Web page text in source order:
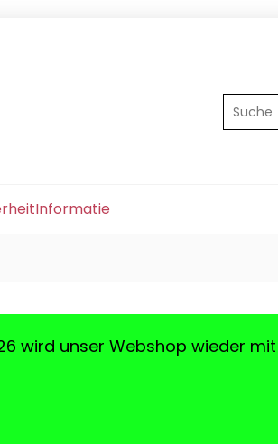
Suche
Informatie
wird unser Webshop wieder